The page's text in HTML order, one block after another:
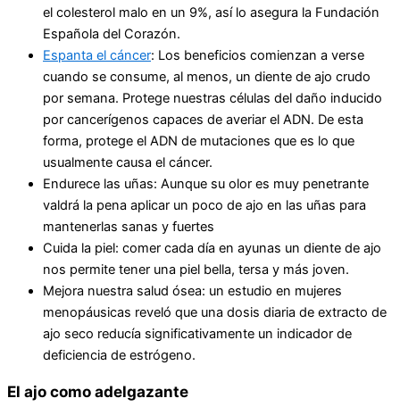
el colesterol malo en un 9%, así lo asegura la Fundación
Española del Corazón.
Espanta el cáncer: Los beneficios comienzan a verse
cuando se consume, al menos, un diente de ajo crudo
por semana. Protege nuestras células del daño inducido
por cancerígenos capaces de averiar el ADN. De esta
forma, protege el ADN de mutaciones que es lo que
usualmente causa el cáncer.
Endurece las uñas: Aunque su olor es muy penetrante
valdrá la pena aplicar un poco de ajo en las uñas para
mantenerlas sanas y fuertes
Cuida la piel: comer cada día en ayunas un diente de ajo
nos permite tener una piel bella, tersa y más joven.
Mejora nuestra salud ósea: un estudio en mujeres
menopáusicas reveló que una dosis diaria de extracto de
ajo seco reducía significativamente un indicador de
deficiencia de estrógeno.
El ajo como adelgazante